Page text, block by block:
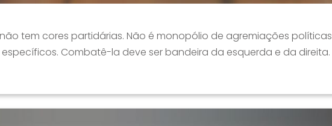
tem cores partidárias. Não é monopólio de agremiações políticas
Combatê-la deve ser bandeira da esquerda e da direita.